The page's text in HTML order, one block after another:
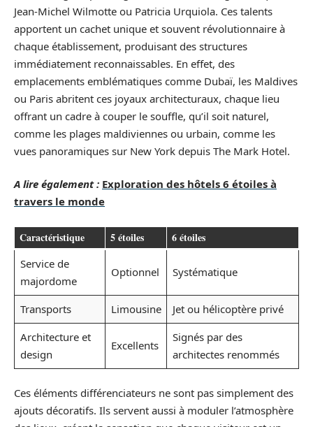
Jean-Michel Wilmotte ou Patricia Urquiola. Ces talents
apportent un cachet unique et souvent révolutionnaire à
chaque établissement, produisant des structures
immédiatement reconnaissables. En effet, des
emplacements emblématiques comme Dubaï, les Maldives
ou Paris abritent ces joyaux architecturaux, chaque lieu
offrant un cadre à couper le souffle, qu’il soit naturel,
comme les plages maldiviennes ou urbain, comme les
vues panoramiques sur New York depuis The Mark Hotel.
A lire également : Exploration des hôtels 6 étoiles à
travers le monde
Caractéristique 5 étoiles 6 étoiles
Service de
majordome
Optionnel Systématique
Transports Limousine
Jet ou hélicoptère privé
Architecture et
design
Excellents
Signés par des
architectes renommés
Ces éléments différenciateurs ne sont pas simplement des
ajouts décoratifs. Ils servent aussi à moduler l’atmosphère